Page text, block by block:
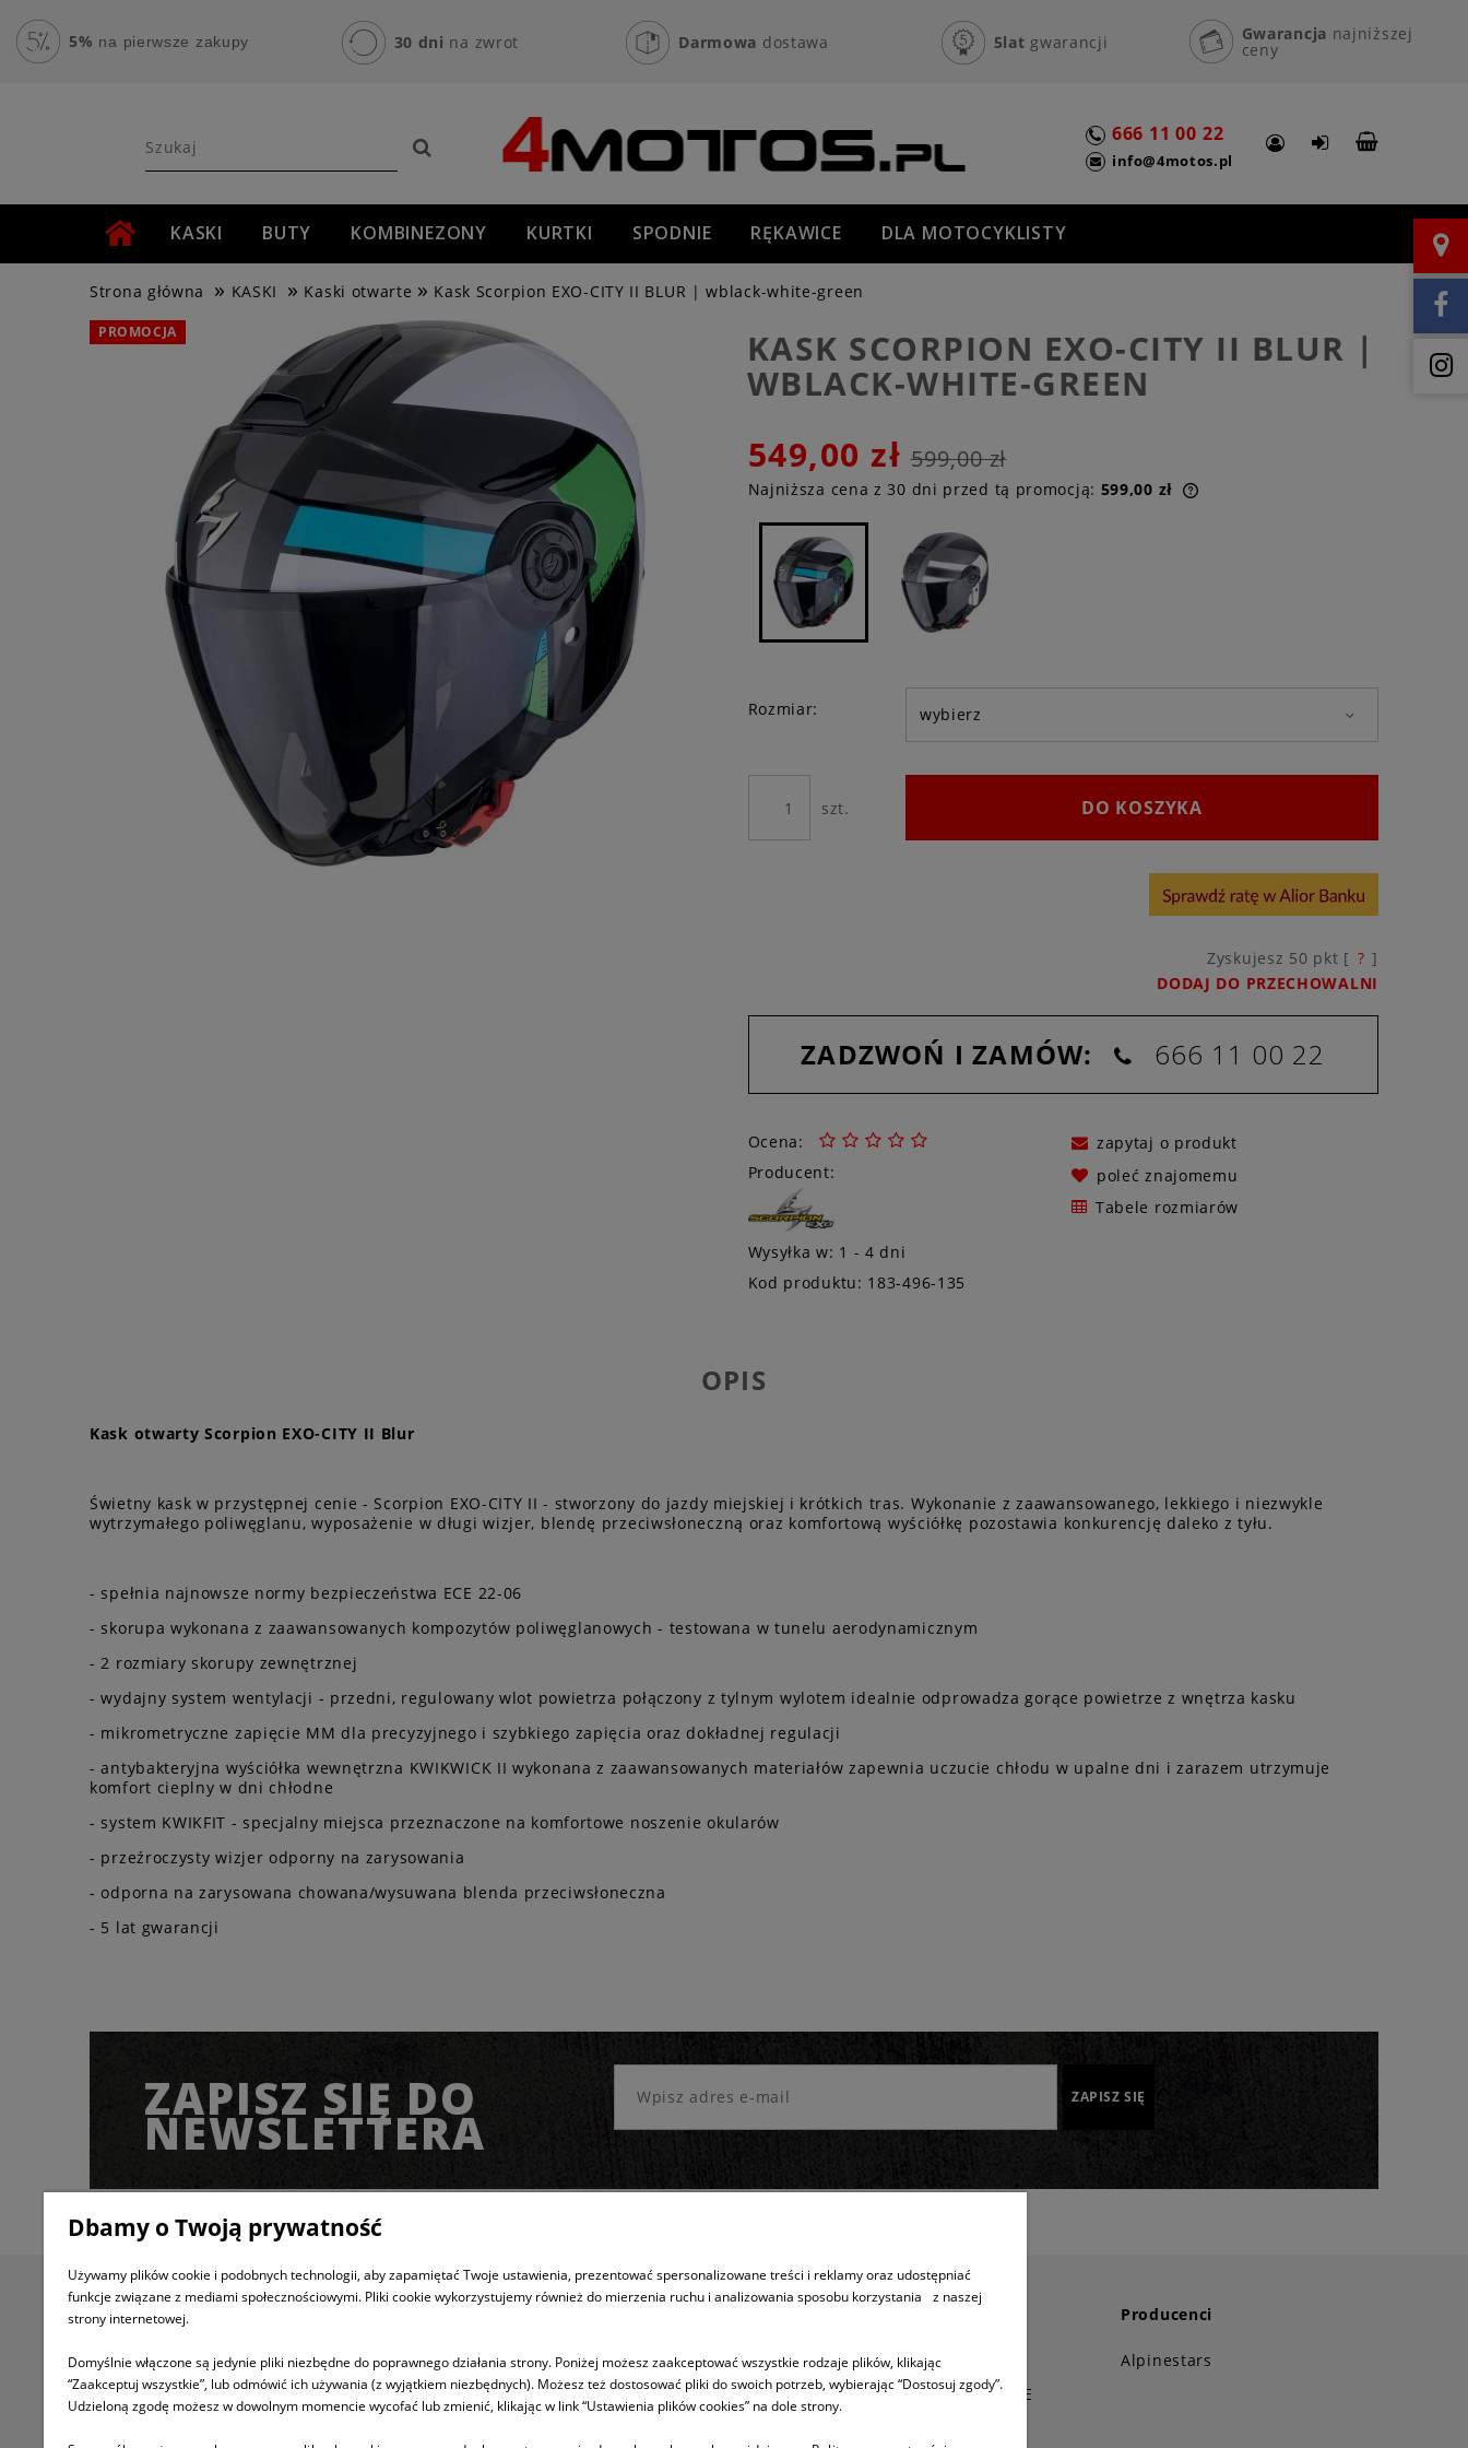
5% na pierwsze zakupy 30 dni na zwrot Darmowa dostawa 5lat gwarancji Gwarancja najniższej
ceny
666 11 00 22
info@4motos.pl
KASKI BUTY KOMBINEZONY KURTKI SPODNIE RĘKAWICE DLA MOTOCYKLISTY
AKCESORIA MOTOCYKLOWE ROWER OFF-ROAD NOWOŚCI PROMOCJE
Strona główna » KASKI » Kaski otwarte » Kask Scorpion EXO-CITY II BLUR | wblack-white-green
KASK SCORPION EXO-CITY II BLUR |
WBLACK-WHITE-GREEN
PROMOCJA
549,00 zł 599,00 zł
Najniższa cena z 30 dni przed tą promocją: 599,00 zł
Jeżeli produkt jest sprzedawany krócej
niż 30 dni, wyświetlana jest najniższa
cena od momentu, kiedy produkt
pojawił się w sprzedaży.
Rozmiar:
szt. DO KOSZYKA
Zyskujesz 50 pkt [ ? ]
DODAJ DO PRZECHOWALNI
ZADZWOŃ I ZAMÓW: 666 11 00 22
Ocena:
Producent:
Wysyłka w: 1 - 4 dni
zapytaj o produkt
poleć znajomemu
Tabele rozmiarów
Kod produktu: 183-496-135
OPIS
Kask otwarty Scorpion EXO-CITY II Blur
Świetny kask w przystępnej cenie - Scorpion EXO-CITY II - stworzony do jazdy miejskiej i krótkich tras. Wykonanie z zaawansowanego, lekkiego i niezwykle
wytrzymałego poliwęglanu, wyposażenie w długi wizjer, blendę przeciwsłoneczną oraz komfortową wyściółkę pozostawia konkurencję daleko z tyłu.
- spełnia najnowsze normy bezpieczeństwa ECE 22-06
- skorupa wykonana z zaawansowanych kompozytów poliwęglanowych - testowana w tunelu aerodynamicznym
- 2 rozmiary skorupy zewnętrznej
- wydajny system wentylacji - przedni, regulowany wlot powietrza połączony z tylnym wylotem idealnie odprowadza gorące powietrze z wnętrza kasku
- mikrometryczne zapięcie MM dla precyzyjnego i szybkiego zapięcia oraz dokładnej regulacji
- antybakteryjna wyściółka wewnętrzna KWIKWICK II wykonana z zaawansowanych materiałów zapewnia uczucie chłodu w upalne dni i zarazem utrzymuje
komfort cieplny w dni chłodne
- system KWIKFIT - specjalny miejsca przeznaczone na komfortowe noszenie okularów
- przeźroczysty wizjer odporny na zarysowania
- odporna na zarysowana chowana/wysuwana blenda przeciwsłoneczna
- 5 lat gwarancji
ZAPISZ SIĘ DO
NEWSLETTERA
ZAPISZ SIĘ
Informacje
Informacje o firmie
Regulamin
Jak kupować
FAQ
Dostępność produktów
Wysyłka
5 lat gwarancji!
Program ASSISTANCE
Producenci
Alpinestars
Dbamy o Twoją prywatność
Używamy plików cookie i podobnych technologii, aby zapamiętać Twoje ustawienia, prezentować spersonalizowane treści i reklamy oraz udostępniać
funkcje związane z mediami społecznościowymi. Pliki cookie wykorzystujemy również do mierzenia ruchu i analizowania sposobu korzystania z naszej
strony internetowej.
Domyślnie włączone są jedynie pliki niezbędne do poprawnego działania strony. Poniżej możesz zaakceptować wszystkie rodzaje plików, klikając
“Zaakceptuj wszystkie”, lub odmówić ich używania (z wyjątkiem niezbędnych). Możesz też dostosować pliki do swoich potrzeb, wybierając “Dostosuj zgody”.
Udzieloną zgodę możesz w dowolnym momencie wycofać lub zmienić, klikając w link “Ustawienia plików cookies” na dole strony.